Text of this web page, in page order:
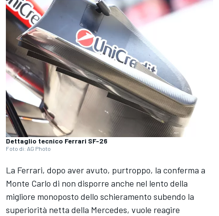
Dettaglio tecnico Ferrari SF-26
Foto di: AG Photo
La Ferrari, dopo aver avuto, purtroppo, la conferma a
Monte Carlo di non disporre anche nel lento della
migliore monoposto dello schieramento subendo la
superiorità netta della Mercedes, vuole reagire